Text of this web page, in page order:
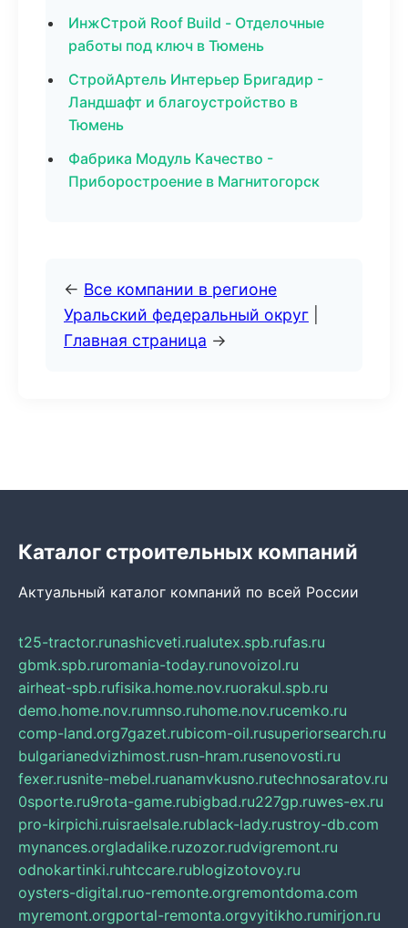
ИнжСтрой Roof Build - Отделочные
работы под ключ в Тюмень
СтройАртель Интерьер Бригадир -
Ландшафт и благоустройство в
Тюмень
Фабрика Модуль Качество -
Приборостроение в Магнитогорск
← Все компании в регионе
Уральский федеральный округ
Главная страница →
Каталог строительных компаний
Актуальный каталог компаний по всей России
t25-tractor.runashicveti.rualutex.spb.rufas.ru
gbmk.spb.ruromania-today.runovoizol.ru
airheat-spb.rufisika.home.nov.ruorakul.spb.ru
demo.home.nov.rumnso.ruhome.nov.rucemko.ru
comp-land.org7gazet.rubicom-oil.rusuperiorsearch.ru
bulgarianedvizhimost.rusn-hram.rusenovosti.ru
fexer.rusnite-mebel.ruanamvkusno.rutechnosaratov.ru
0sporte.ru9rota-game.rubigbad.ru227gp.ruwes-ex.ru
pro-kirpichi.ruisraelsale.rublack-lady.rustroy-db.com
mynances.orgladalike.ruzozor.rudvigremont.ru
odnokartinki.ruhtccare.rublogizotovoy.ru
oysters-digital.ruo-remonte.orgremontdoma.com
myremont.orgportal-remonta.orgvyitikho.rumirjon.ru